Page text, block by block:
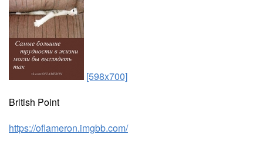
[598x700]
British Point
https://oflameron.imgbb.com/